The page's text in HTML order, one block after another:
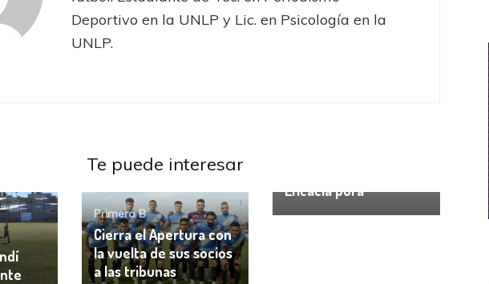
Deportivo en la UNLP y Lic. en Psicología en la
UNLP.
Te puede interesar
Primera B
Cierra el Apertura con
la vuelta de sus socios
a las tribunas
Eficacia pura